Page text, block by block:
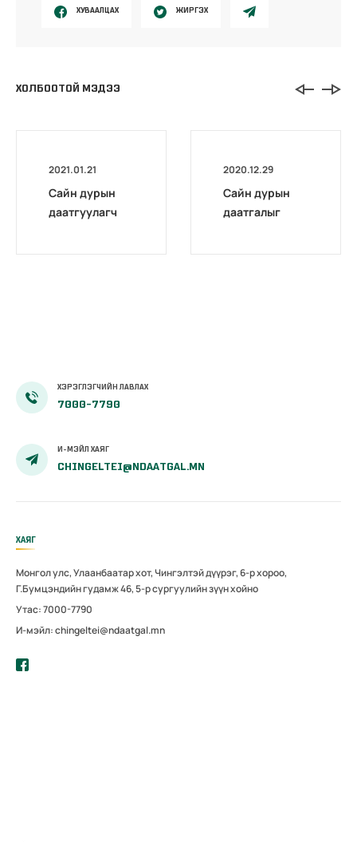
ХУВААЛЦАХ ЖИРГЭХ
ХОЛБООТОЙ МЭДЭЭ
2021.01.21
Сайн дурын
даатгуулагч
2020.12.29
Сайн дурын
даатгалыг
ХЭРЭГЛЭГЧИЙН ЛАВЛАХ
7000-7790
И-МЭЙЛ ХАЯГ
CHINGELTEI@NDAATGAL.MN
ХАЯГ
Монгол улс, Улаанбаатар хот, Чингэлтэй дүүрэг, 6-р хороо,
Г.Бумцэндийн гудамж 46, 5-р сургуулийн зүүн хойно
Утас: 7000-7790
И-мэйл: chingeltei@ndaatgal.mn